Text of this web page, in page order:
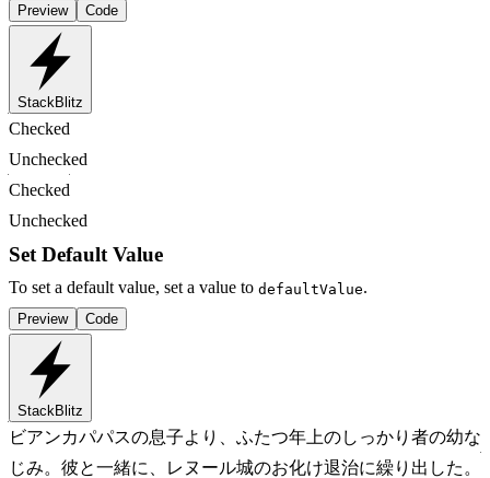
Preview Code
StackBlitz
Checked
Unchecked
Checked
Unchecked
Set Default Value
To set a default value, set a value to defaultValue.
Preview Code
StackBlitz
ビアンカパパスの息子より、ふたつ年上のしっかり者の幼な
じみ。彼と一緒に、レヌール城のお化け退治に繰り出した。